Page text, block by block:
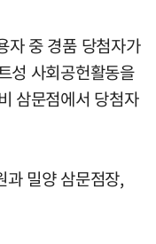
자 중 경품 당첨자가
성 사회공헌활동을
삼문점에서 당첨자
과 밀양 삼문점장,